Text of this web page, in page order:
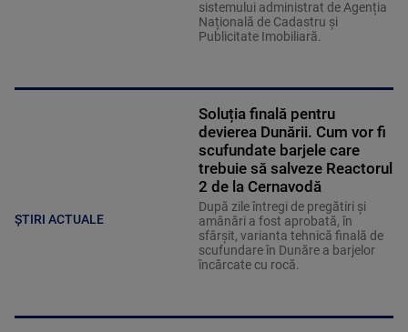
sistemului administrat de Agenția
Națională de Cadastru și
Publicitate Imobiliară.
ȘTIRI ACTUALE
Soluția finală pentru
devierea Dunării. Cum vor fi
scufundate barjele care
trebuie să salveze Reactorul
2 de la Cernavodă
După zile întregi de pregătiri și
amânări a fost aprobată, în
sfârșit, varianta tehnică finală de
scufundare în Dunăre a barjelor
încărcate cu rocă.